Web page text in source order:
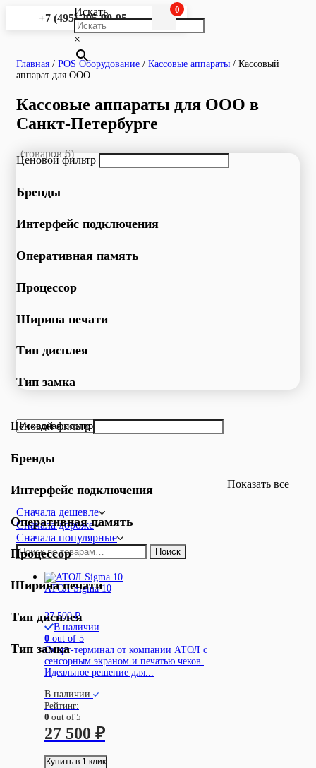
+7 (495) 295-90-95
Искать
×
0
Главная / POS Оборудование / Кассовые аппараты / Кассовый
аппарат для ООО
Кассовые аппараты для ООО в
Санкт-Петербурге
(товаров 6)
Ценовой фильтр
Бренды
Интерфейс подключения
Оперативная память
Процессор
Ширина печати
Тип дисплея
Тип замка
Ценовой фильтр
Бренды
Интерфейс подключения
Оперативная память
Процессор
Ширина печати
Тип дисплея
Тип замка
Показать все
Сначала дешевле
Сначала дороже
Сначала популярные
Искать:
Поиск
АТОЛ Sigma 10
27 500₽
В наличии
0 out of 5
Смарт-терминал от компании АТОЛ с
сенсорным экраном и печатью чеков.
Идеальное решение для...
В наличии
Рейтинг:
0 out of 5
27 500 ₽
Купить в 1 клик